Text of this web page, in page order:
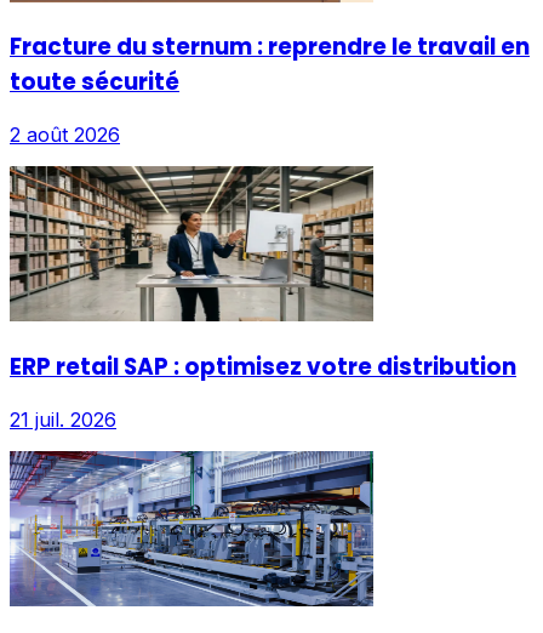
Fracture du sternum : reprendre le travail en
toute sécurité
2 août 2026
ERP retail SAP : optimisez votre distribution
21 juil. 2026